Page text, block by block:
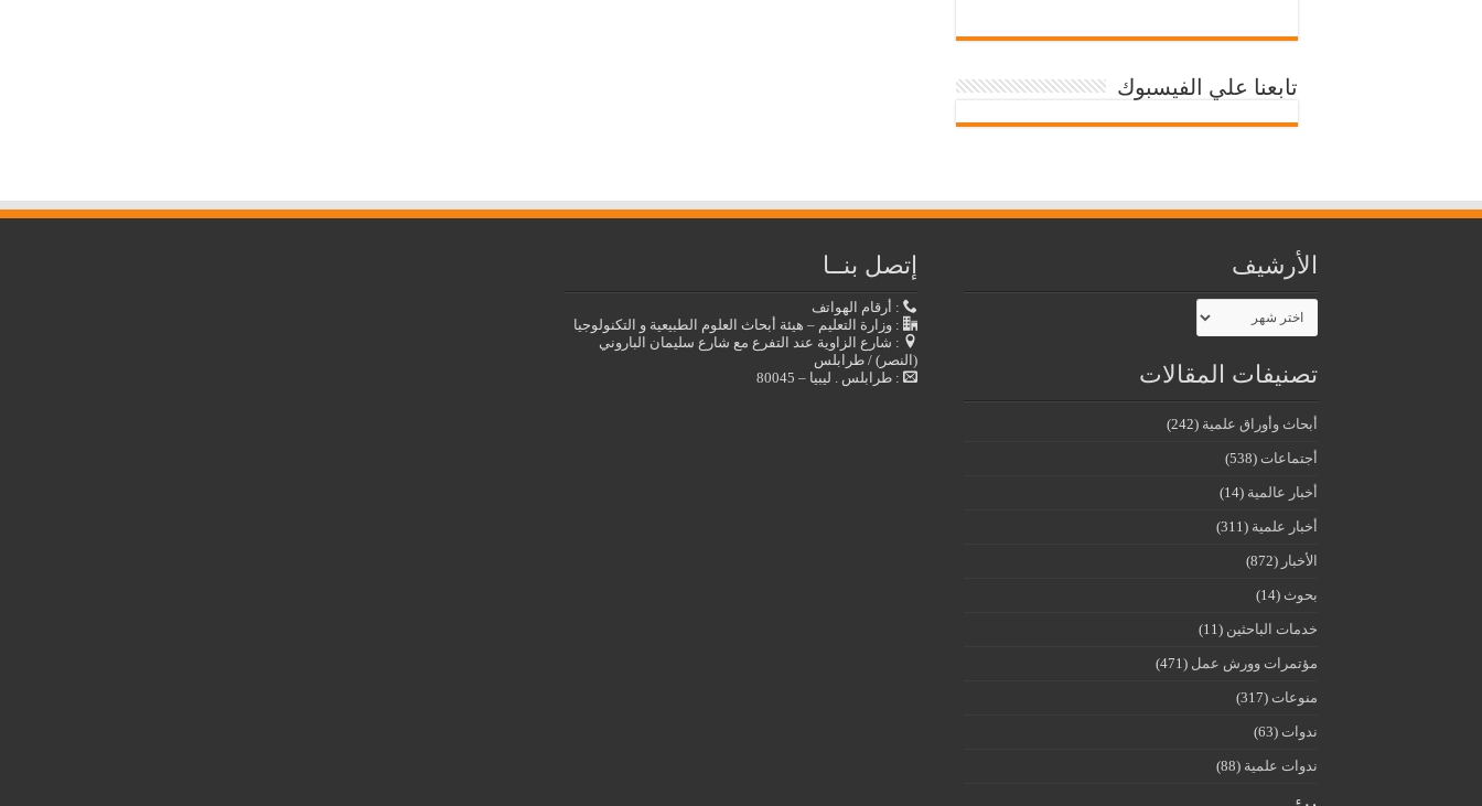
تابعنا علي الفيسبوك
الأرشيف
الأرشيف
تصنيفات المقالات
أبحاث وأوراق علمية (242)
أجتماعات (538)
أخبار عالمية (14)
أخبار علمية (311)
الأخبار (872)
بحوث (14)
خدمات الباحثين (11)
مؤتمرات وورش عمل (471)
منوعات (317)
ندوات (63)
ندوات علمية (88)
إتصل بنــا
: أرقام الهواتف
: وزارة التعليم – هيئة أبحاث العلوم الطبيعية و التكنولوجيا
: شارع الزاوية عند التفرع مع شارع سليمان الباروني
(النصر) / طرابلس
: طرابلس . ليبيا – 80045